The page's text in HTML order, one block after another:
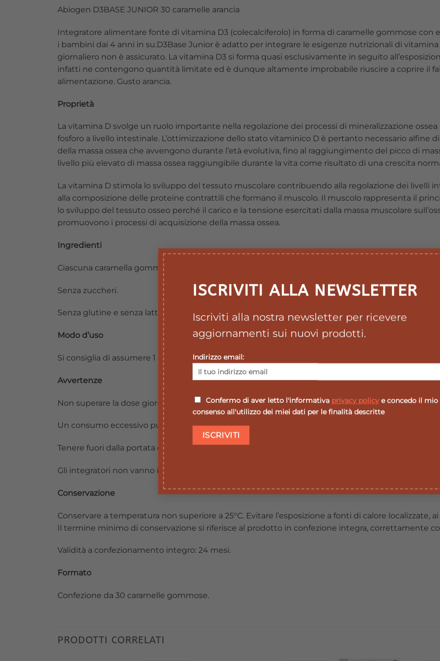
ISCRIVITI ALLA NEWSLETTER
Iscriviti alla nostra newsletter per ricevere
aggiornamenti sui nuovi prodotti.
Indirizzo email:
Confermo di aver letto l'informativa privacy policy e concedo il mio
consenso all'utilizzo dei miei dati per le finalità descritte
Abiogen D3BASE JUNIOR 30 caramelle arancia
Integratore alimentare fonte di vitamina D3 (colecalciferolo) in forma di caramelle gommose con
i bambini dai 4 anni in su.D3Base Junior è adatto per integrare le esigenze nutrizionali di
giornaliero non è assicurato. La vitamina D3 si forma quasi esclusivamente in seguito
infatti ne contengono quantità limitate ed è dunque altamente improbabile riuscire a coprire il
alimentazione. Gusto arancia.
Proprietà
La vitamina D svolge un ruolo importante nella regolazione dei processi di mineralizzazione
fosforo a livello intestinale. L’ottimizzazione dello stato vitaminico D è pertanto necessario alfine
della massa ossea che avvengono durante l’età evolutiva, fino al raggiungimento del picco di
livello più elevato di massa ossea raggiungibile durante la vita come risultato di una crescita
La vitamina D stimola lo sviluppo del tessuto muscolare contribuendo alla regolazione dei livelli
alla composizione delle proteine contrattili che formano il muscolo. Il muscolo rappresenta il
lo sviluppo del tessuto osseo perché il carico e la tensione esercitati dalla massa muscolare
promuovono i processi di acquisizione della massa ossea.
Ingredienti
Ciascuna caramella gommosa D3Base Junior contiene 600 U.I. di vitamina D3.
Senza zuccheri.
Senza glutine e senza lattosio.
Modo d’uso
Si consiglia di assumere 1 caramella gommosa al giorno da masticare fino a quando si scioglie.
Avvertenze
Non superare la dose giornaliera raccomandata.
Un consumo eccessivo può avere effetti lassativi.
Tenere fuori dalla portata dei bambini al di sotto dei 3 anni di età.
Gli integratori non vanno intesi come sostituti di una dieta variata.
Conservazione
Conservare a temperatura non superiore a 25°C. Evitare l’esposizione a fonti di calore localizzate,
Il termine minimo di conservazione si riferisce al prodotto in confezione integra, correttamente
Validità a confezionamento integro: 24 mesi.
Formato
Confezione da 30 caramelle gommose.
PRODOTTI CORRELATI